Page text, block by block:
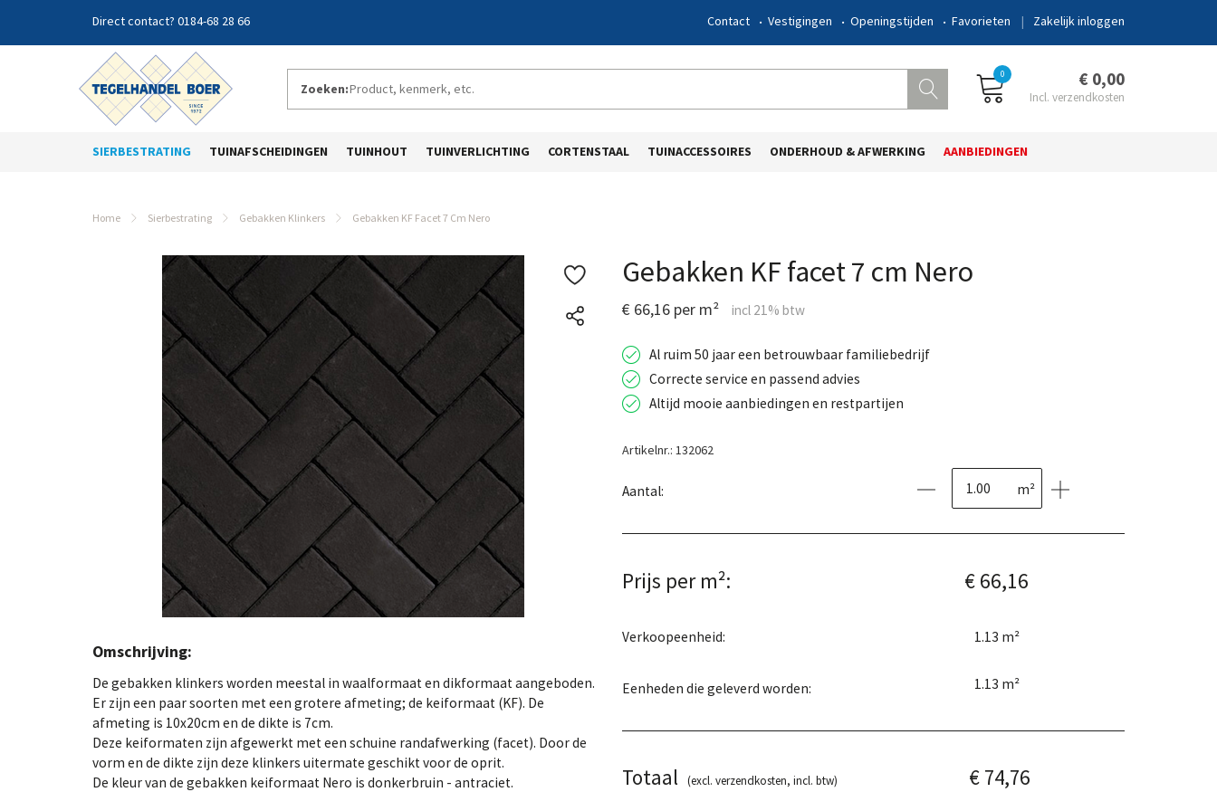
0184-68 28 66 Zakelijk inloggen
Contact Vestigingen Openingstijden Favorieten
Zoeken:
0 € 0,00
SIERBESTRATING TUINAFSCHEIDINGEN TUINHOUT TUINVERLICHTING CORTENSTAAL TUINACCESSOIRES ONDERHOUD & AFWERKING AANBIEDINGEN
Home Sierbestrating Gebakken Klinkers Gebakken KF Facet 7 Cm Nero
Omschrijving:
De gebakken klinkers worden meestal in waalformaat en dikformaat aangeboden.
Er zijn een paar soorten met een grotere afmeting; de keiformaat (KF). De
afmeting is 10x20cm en de dikte is 7cm.
Deze keiformaten zijn afgewerkt met een schuine randafwerking (facet). Door de
vorm en de dikte zijn deze klinkers uitermate geschikt voor de oprit.
De kleur van de gebakken keiformaat Nero is donkerbruin - antraciet.
Gebakken KF facet 7 cm Nero
€ 66,16 per m²
Al ruim 50 jaar een betrouwbaar familiebedrijf
Correcte service en passend advies
Altijd mooie aanbiedingen en restpartijen
Artikelnr.: 132062
Aantal: m²
Prijs per m²: € 66,16
Verkoopeenheid: 1.13 m²
Eenheden die geleverd worden: 1.13 m²
Totaal (excl. verzendkosten, incl. btw) € 74,76